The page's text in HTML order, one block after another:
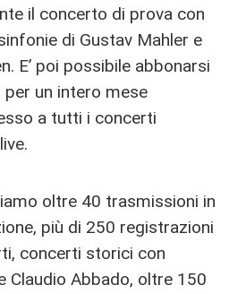
il concerto di prova con
di Gustav Mahler e
E’ poi possibile abbonarsi
un intero mese
a tutti i concerti
oltre 40 trasmissioni in
più di 250 registrazioni
concerti storici con
Claudio Abbado, oltre 150